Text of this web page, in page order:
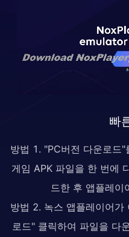
빠
방법 1. "PC버전 다운로드
게임 APK 파일을 한 번에
드한 후 앱플레이
방법 2. 녹스 앱플레이어가
로드" 클릭하여 파일을 다